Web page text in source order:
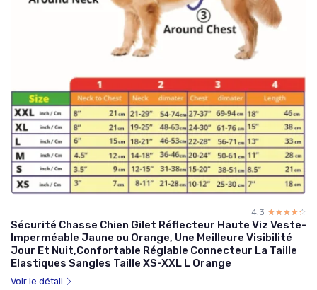
4.3 ☆☆☆☆☆
★★★★★
Sécurité Chasse Chien Gilet Réflecteur Haute Viz Veste-
Imperméable Jaune ou Orange, Une Meilleure Visibilité
Jour Et Nuit,Confortable Réglable Connecteur La Taille
Elastiques Sangles Taille XS-XXL L Orange
Voir le détail